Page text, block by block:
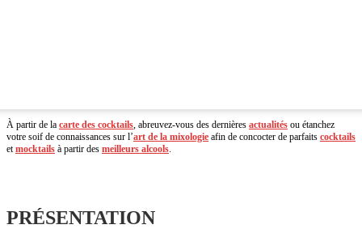
À partir de la carte des cocktails, abreuvez-vous des dernières actualités ou étanchez
votre soif de connaissances sur l’art de la mixologie afin de concocter de parfaits cocktails
etmocktails à partir des meilleurs alcools.
PRÉSENTATION